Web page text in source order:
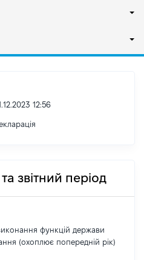
12:56
звітний період
функцій держави
(охоплює попередній рік)